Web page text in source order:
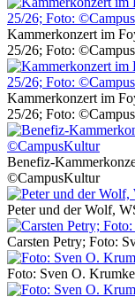
Kammerkonzert im
25/26; Foto:
Kammerkonzert im
25/26; Foto:
Benefiz-
©CampusKultur
Peter und der Wolf,
Carsten Petry; Foto:
Foto: Sven O. Krumke